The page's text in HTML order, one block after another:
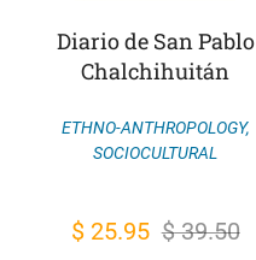
Diario de San Pablo
Chalchihuitán
ETHNO-ANTHROPOLOGY,
SOCIOCULTURAL
$39.50
Original
$25.95 Current